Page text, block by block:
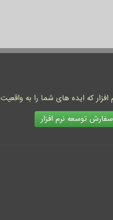
سفارش توسعه نرم افزار